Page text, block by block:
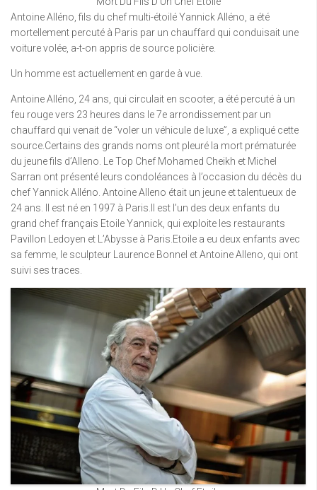
Antoine Alléno, fils du chef multi-étoilé Yannick Alléno, a été
mortellement percuté à Paris par un chauffard qui conduisait une
voiture volée, a-t-on appris de source policière.
Un homme est actuellement en garde à vue.
Antoine Alléno, 24 ans, qui circulait en scooter, a été percuté à un
feu rouge vers 23 heures dans le 7e arrondissement par un
chauffard qui venait de “voler un véhicule de luxe”, a expliqué cette
source.Certains des grands noms ont pleuré la mort prématurée
du jeune fils d’Alleno. Le Top Chef Mohamed Cheikh et Michel
Sarran ont présenté leurs condoléances à l’occasion du décès du
chef Yannick Alléno. Antoine Alleno était un jeune et talentueux de
24 ans. Il est né en 1997 à Paris.Il est l’un des deux enfants du
grand chef français Etoile Yannick, qui exploite les restaurants
Pavillon Ledoyen et L’Abysse à Paris.Etoile a eu deux enfants avec
sa femme, le sculpteur Laurence Bonnel et Antoine Alleno, qui ont
suivi ses traces.